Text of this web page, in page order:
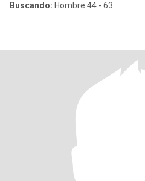
Buscando: Hombre 44 - 63